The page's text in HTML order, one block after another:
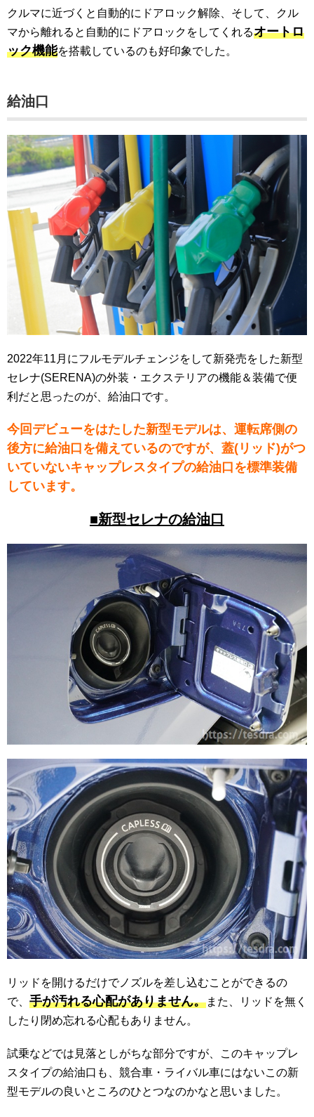
クルマに近づくと自動的にドアロック解除、そして、クル
マから離れると自動的にドアロックをしてくれるオートロ
ック機能を搭載しているのも好印象でした。
給油口
2022年11月にフルモデルチェンジをして新発売をした新型
セレナ(SERENA)の外装・エクステリアの機能＆装備で便
利だと思ったのが、給油口です。
今回デビューをはたした新型モデルは、運転席側の
後方に給油口を備えているのですが、蓋(リッド)がつ
いていないキャップレスタイプの給油口を標準装備
しています。
■新型セレナの給油口
リッドを開けるだけでノズルを差し込むことができるの
で、 手が汚れる心配がありません。また、リッドを無く
したり閉め忘れる心配もありません。
試乗などでは見落としがちな部分ですが、このキャップレ
スタイプの給油口も、競合車・ライバル車にはないこの新
型モデルの良いところのひとつなのかなと思いました。